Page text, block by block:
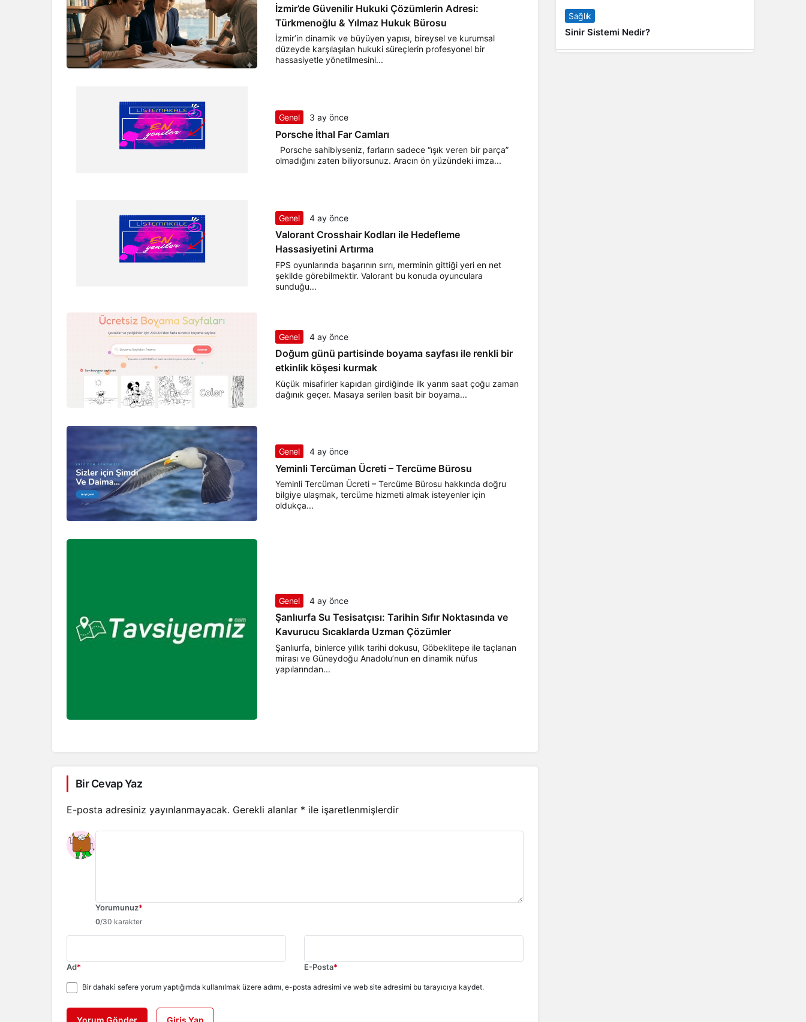
İzmir’de Güvenilir Hukuki Çözümlerin Adresi:
Türkmenoğlu & Yılmaz Hukuk Bürosu
İzmir’in dinamik ve büyüyen yapısı, bireysel ve kurumsal
düzeyde karşılaşılan hukuki süreçlerin profesyonel bir
hassasiyetle yönetilmesini...
Genel 3 ay önce
Porsche İthal Far Camları
Porsche sahibiyseniz, farların sadece “ışık veren bir parça”
olmadığını zaten biliyorsunuz. Aracın ön yüzündeki imza...
Genel 4 ay önce
Valorant Crosshair Kodları ile Hedefleme
Hassasiyetini Artırma
FPS oyunlarında başarının sırrı, merminin gittiği yeri en net
şekilde görebilmektir. Valorant bu konuda oyunculara
sunduğu...
Genel 4 ay önce
Doğum günü partisinde boyama sayfası ile renkli bir
etkinlik köşesi kurmak
Küçük misafirler kapıdan girdiğinde ilk yarım saat çoğu zaman
dağınık geçer. Masaya serilen basit bir boyama...
Genel 4 ay önce
Yeminli Tercüman Ücreti – Tercüme Bürosu
Yeminli Tercüman Ücreti – Tercüme Bürosu hakkında doğru
bilgiye ulaşmak, tercüme hizmeti almak isteyenler için
oldukça...
Genel 4 ay önce
Şanlıurfa Su Tesisatçısı: Tarihin Sıfır Noktasında ve
Kavurucu Sıcaklarda Uzman Çözümler
Şanlıurfa, binlerce yıllık tarihi dokusu, Göbeklitepe ile taçlanan
mirası ve Güneydoğu Anadolu’nun en dinamik nüfus
yapılarından...
Bir Cevap Yaz
E-posta adresiniz yayınlanmayacak. Gerekli alanlar * ile işaretlenmişlerdir
Yorumunuz*
0/30 karakter
Ad* E-Posta*
Bir dahaki sefere yorum yaptığımda kullanılmak üzere adımı, e-posta adresimi ve web site adresimi bu tarayıcıya kaydet.
Yorum Gönder Giriş Yap
Sağlık
Sinir Sistemi Nedir?